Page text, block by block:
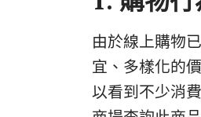
由於線上購物
宜、多樣化的
以看到不少消